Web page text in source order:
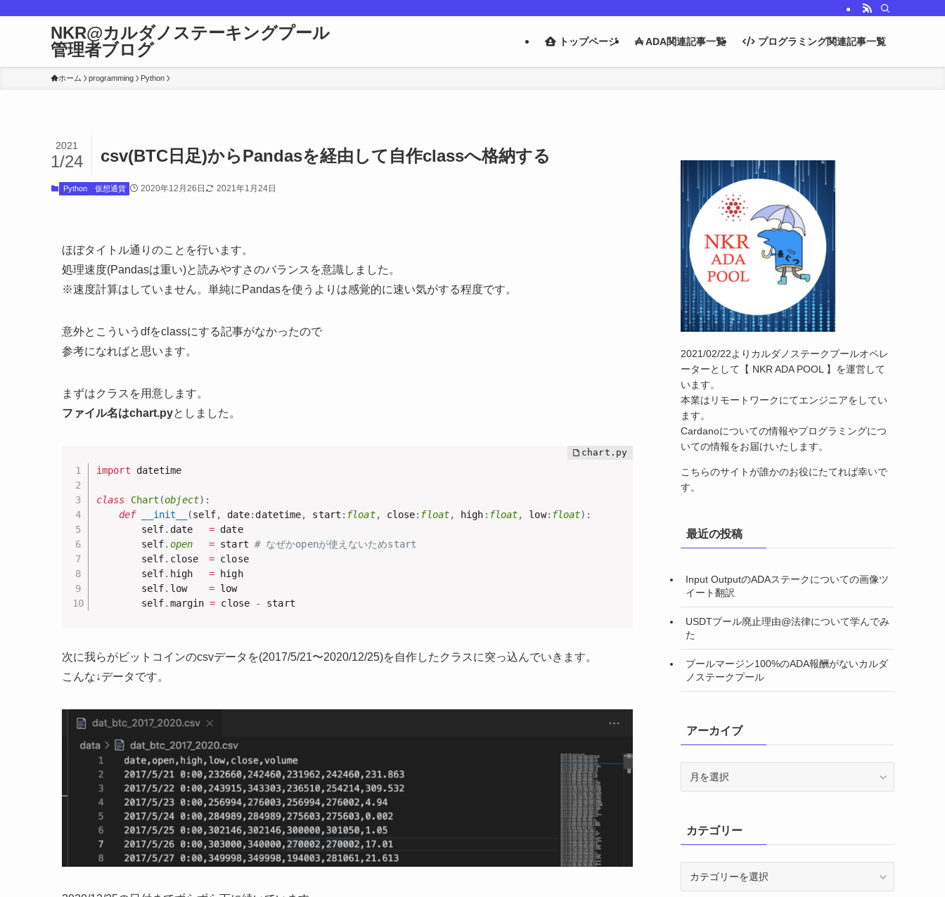
NKR@カルダノステーキングプール
管理者ブログ
トップページ ADA関連記事一覧 プログラミング関連記事一覧
ホーム programming Python
csv(BTC日足)からPandasを経由して自作classへ格納する
2021
1/24
Python 仮想通貨 2020年12月26日 2021年1月24日
ほぼタイトル通りのことを行います。
処理速度(Pandasは重い)と読みやすさのバランスを意識しました。
※速度計算はしていません。単純にPandasを使うよりは感覚的に速い気がする程度です。
意外とこういうdfをclassにする記事がなかったので
参考になればと思います。
まずはクラスを用意します。
ファイル名はchart.pyとしました。
import datetime
class Chart (object) :
def
__init__ (self, date: datetime, start : float, close: float, high : float, low: float) :
		self
. = date
		self
. open = start # なぜかopenが使えないためstart
		self
. = close
		self
. = high
		self
. = low
		self
. margin = close -
次に我らがビットコインのcsvデータを(2017/5/21〜2020/12/25)を自作したクラスに突っ込んでいきます。
こんな↓データです。
2021/02/22よりカルダノステークプールオペレ
ーターとして【 NKR ADA POOL 】を運営して
います。
本業はリモートワークにてエンジニアをしてい
ます。
Cardanoについての情報やプログラミングにつ
いての情報をお届けいたします。
こちらのサイトが誰かのお役にたてれば幸いで
す。
最近の投稿
Input OutputのADAステークについての画像ツ
イート翻訳
USDTプール廃止理由@法律について学んでみ
た
プールマージン100%のADA報酬がないカルダ
ノステークプール
アーカイブ
ブカテゴリー